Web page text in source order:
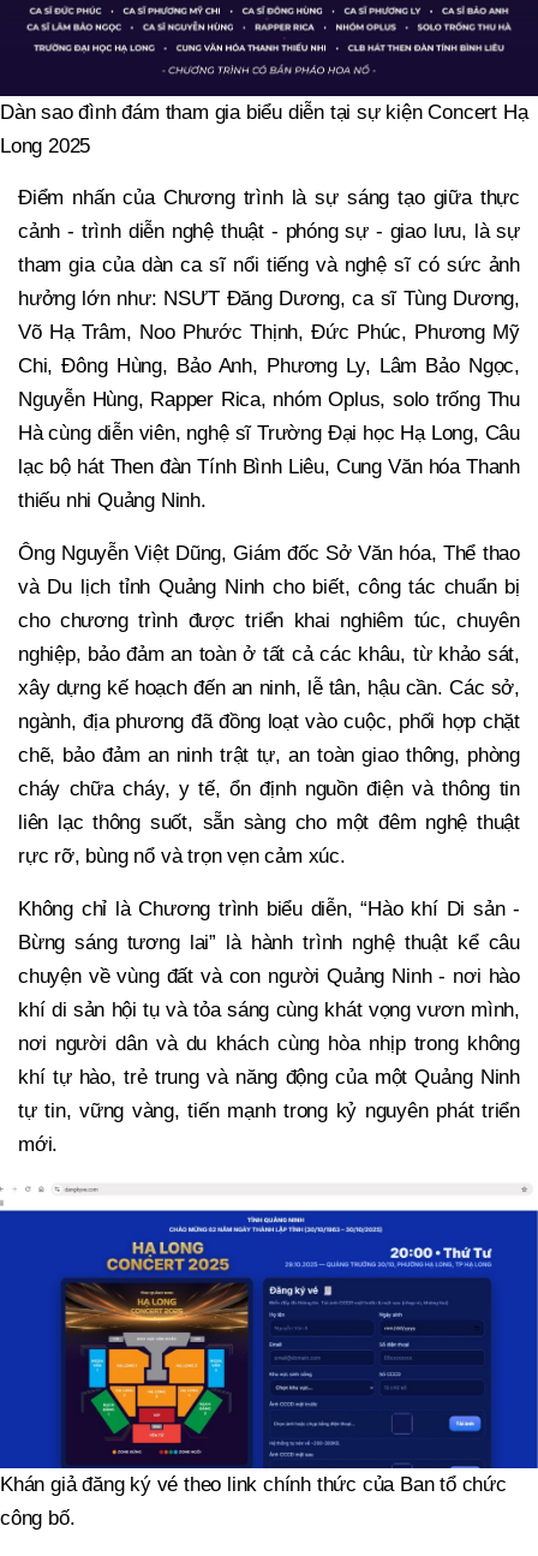
Dàn sao đình đám tham gia biểu diễn tại sự kiện Concert Hạ
Long 2025
Điểm nhấn của Chương trình là sự sáng tạo giữa thực
cảnh - trình diễn nghệ thuật - phóng sự - giao lưu, là sự
tham gia của dàn ca sĩ nổi tiếng và nghệ sĩ có sức ảnh
hưởng lớn như: NSƯT Đăng Dương, ca sĩ Tùng Dương,
Võ Hạ Trâm, Noo Phước Thịnh, Đức Phúc, Phương Mỹ
Chi, Đông Hùng, Bảo Anh, Phương Ly, Lâm Bảo Ngọc,
Nguyễn Hùng, Rapper Rica, nhóm Oplus, solo trống Thu
Hà cùng diễn viên, nghệ sĩ Trường Đại học Hạ Long, Câu
lạc bộ hát Then đàn Tính Bình Liêu, Cung Văn hóa Thanh
thiếu nhi Quảng Ninh.
Ông Nguyễn Việt Dũng, Giám đốc Sở Văn hóa, Thể thao
và Du lịch tỉnh Quảng Ninh cho biết, công tác chuẩn bị
cho chương trình được triển khai nghiêm túc, chuyên
nghiệp, bảo đảm an toàn ở tất cả các khâu, từ khảo sát,
xây dựng kế hoạch đến an ninh, lễ tân, hậu cần. Các sở,
ngành, địa phương đã đồng loạt vào cuộc, phối hợp chặt
chẽ, bảo đảm an ninh trật tự, an toàn giao thông, phòng
cháy chữa cháy, y tế, ổn định nguồn điện và thông tin
liên lạc thông suốt, sẵn sàng cho một đêm nghệ thuật
rực rỡ, bùng nổ và trọn vẹn cảm xúc.
Không chỉ là Chương trình biểu diễn, “Hào khí Di sản -
Bừng sáng tương lai” là hành trình nghệ thuật kể câu
chuyện về vùng đất và con người Quảng Ninh - nơi hào
khí di sản hội tụ và tỏa sáng cùng khát vọng vươn mình,
nơi người dân và du khách cùng hòa nhịp trong không
khí tự hào, trẻ trung và năng động của một Quảng Ninh
tự tin, vững vàng, tiến mạnh trong kỷ nguyên phát triển
mới.
Khán giả đăng ký vé theo link chính thức của Ban tổ chức
công bố.